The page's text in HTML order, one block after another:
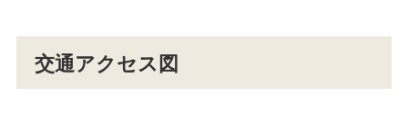
交通アクセス図